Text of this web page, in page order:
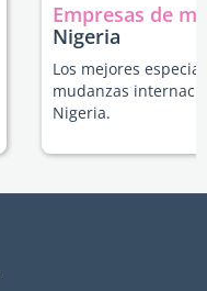
Empresas de
Nigeria
Los mejores
mudanzas
Nigeria.